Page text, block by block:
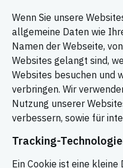
Wenn Sie unsere
allgemeine Daten wie
Namen der Webseite,
Websites gelangt sind,
Websites besuchen und
verbringen. Wir
Nutzung unserer
verbessern, sowie für
Tracking-
Ein Cookie ist eine